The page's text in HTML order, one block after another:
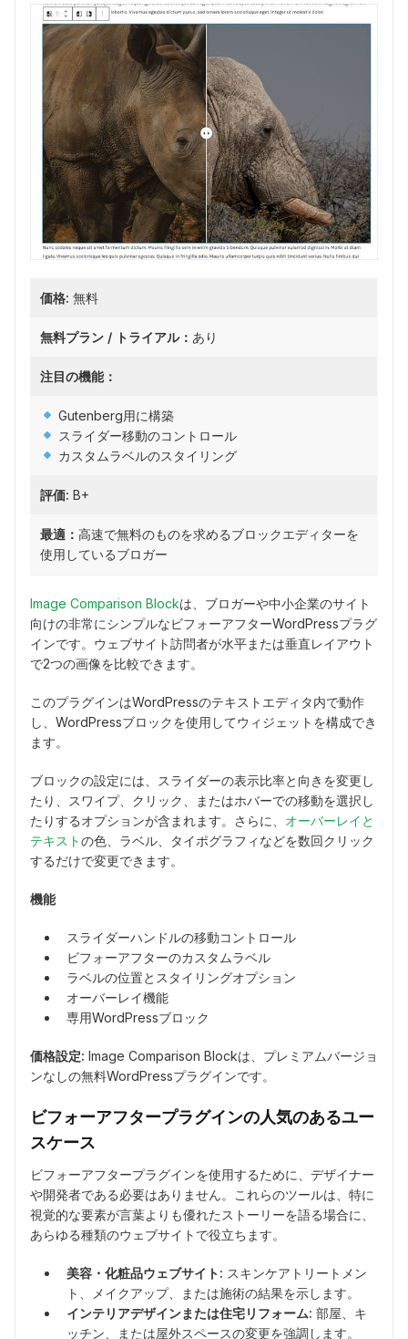
価格: 無料
無料プラン / トライアル： あり
注目の機能：
Gutenberg用に構築
スライダー移動のコントロール
カスタムラベルのスタイリング
評価: B+
最適： 高速で無料のものを求めるブロックエディターを
使用しているブロガー
Image Comparison Blockは、ブロガーや中小企業のサイト
向けの非常にシンプルなビフォーアフターWordPressプラグ
インです。ウェブサイト訪問者が水平または垂直レイアウト
で2つの画像を比較できます。
このプラグインはWordPressのテキストエディタ内で動作
し、WordPressブロックを使用してウィジェットを構成でき
ます。
ブロックの設定には、スライダーの表示比率と向きを変更し
たり、スワイプ、クリック、またはホバーでの移動を選択し
たりするオプションが含まれます。さらに、 オーバーレイと
テキストの色、ラベル、タイポグラフィなどを数回クリック
するだけで変更できます。
機能
スライダーハンドルの移動コントロール
ビフォーアフターのカスタムラベル
ラベルの位置とスタイリングオプション
オーバーレイ機能
専用WordPressブロック
価格設定: Image Comparison Blockは、プレミアムバージョ
ンなしの無料WordPressプラグインです。
ビフォーアフタープラグインの人気のあるユー
スケース
ビフォーアフタープラグインを使用するために、デザイナー
や開発者である必要はありません。これらのツールは、特に
視覚的な要素が言葉よりも優れたストーリーを語る場合に、
あらゆる種類のウェブサイトで役立ちます。
美容・化粧品ウェブサイト: スキンケアトリートメン
ト、メイクアップ、または施術の結果を示します。
インテリアデザインまたは住宅リフォーム: 部屋、キ
ッチン、または屋外スペースの変更を強調します。